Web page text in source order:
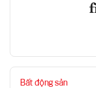
Bất động sản